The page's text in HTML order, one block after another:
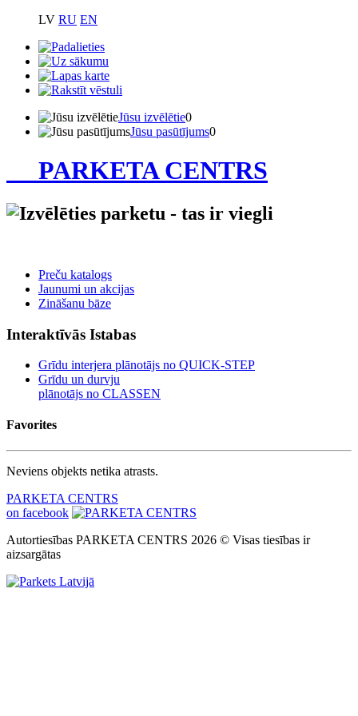
LV RU EN
Jūsu izvēlētie0
Jūsu pasūtījums0
PARKETA CENTRS
Preču katalogs
Jaunumi un akcijas
Zināšanu bāze
Interaktīvās Istabas
Grīdu interjera plānotājs no QUICK-STEP
Grīdu un durvju
plānotājs no CLASSEN
Favorites
Neviens objekts netika atrasts.
PARKETA CENTRS
on facebook
Autortiesības PARKETA CENTRS 2026 © Visas tiesības ir
aizsargātas